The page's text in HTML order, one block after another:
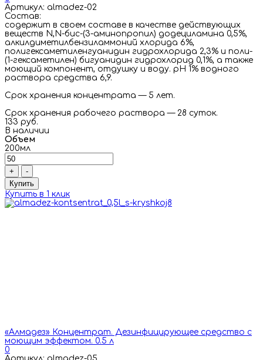
Артикул: almadez-02
Состав:
cодержит в своем составе в качестве действующих
веществ N,N-бис-(3-аминопропил) додециламина 0,5%,
алкилдиметилбензиламмоний хлорида 6%,
полигексаметиленгуанидин гидрохлорида 2,3% и поли-
(1-гексаметилен) бигуанидин гидрохлорид 0,1%, а также
моющий компонент, отдушку и воду. рН 1% водного
раствора средства 6,9.
Срок хранения концентрата — 5 лет.
Срок хранения рабочего раствора — 28 суток.
133 руб.
В наличии
Объем
200мл
+
-
Купить
Купить в 1 клик
«Алмадез» Концентрат. Дезинфицирующее средство с
моющим эффектом. 0.5 л
0